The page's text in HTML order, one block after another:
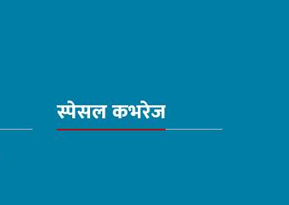
स्पेसल कभरेज